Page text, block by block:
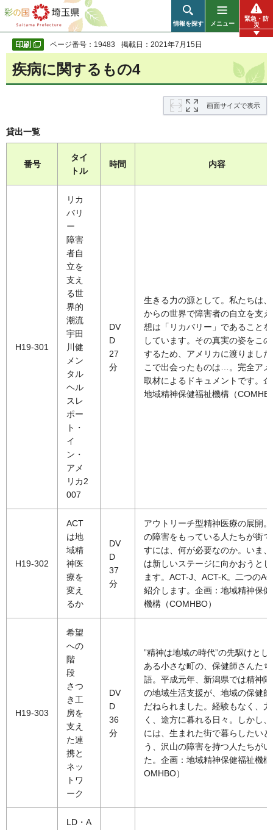
彩の国 埼玉県
情報を探す メニュー
緊急・防
災
ページ番号：19483 掲載日：2021年7月15日
疾病に関するもの4
画面サイズで表示
貸出一覧
番号
タイ
トル
時間 内容
H19-301
リカ
バリ
ー
障害
者自
立を
支え
る世
界的
潮流
宇田
川健
メン
タル
ヘル
スレ
ポー
ト・
イ
ン・
アメ
リカ2
007
DV
D
27
分
生きる力の源として。私たちは
からの世界で障害者の自立を支
想は「リカバリー」であること
しています。その真実の姿をこ
するため、アメリカに渡りまし
こで出会ったものは…。完全ア
取材によるドキュメントです。
地域精神保健福祉機構（
H19-302
ACT
は地
域精
神医
療を
変え
るか
DV
D
37
分
アウトリーチ型精神医療の展開
の障害をもっている人たちが街
すには、何が必要なのか。いま
は新しいステージに向かおうと
ます。ACT-J、ACT-K。二つの
紹介します。企画：地域精神保
機構（COMHBO）
H19-303
希望
への
階
段
さつ
き工
房を
支え
た連
携と
ネッ
トワ
ーク
DV
D
36
分
”精神は地域の時代”の先駆けとし
ある小さな町の、保健師さんた
語。平成元年、新潟県では精神
の地域生活支援が、地域の保健
だねられました。経験もなく、
く、途方に暮れる日々。しかし
には、生まれた街で暮らしたい
う、沢山の障害を持つ人たちが
た。企画：地域精神保健福祉機
OMHBO）
LD・A